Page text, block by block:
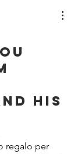
his
regalo per